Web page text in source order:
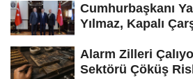
Cumhurbaşkanı
Yılmaz, Kapalı
Alarm Zilleri
Sektörü Çöküş